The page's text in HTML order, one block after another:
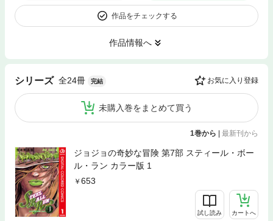
作品をチェックする
作品情報へ
シリーズ 全24冊 完結 お気に入り登録
未購入巻をまとめて買う
1巻から 最新刊から
ジョジョの奇妙な冒険 第7部 スティール・ボー
ル・ラン カラー版 1
653
試し読み カートへ